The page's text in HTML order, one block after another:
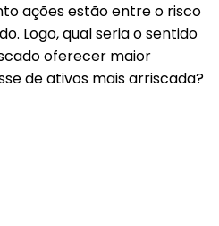
ações estão entre o risco
Logo, qual seria o sentido
oferecer maior
de ativos mais arriscada?